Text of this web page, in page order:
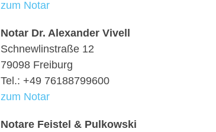
zum Notar
Notar Dr. Alexander Vivell
Schnewlinstraße 12
79098 Freiburg
Tel.: +49 76188799600
zum Notar
Notare Feistel & Pulkowski